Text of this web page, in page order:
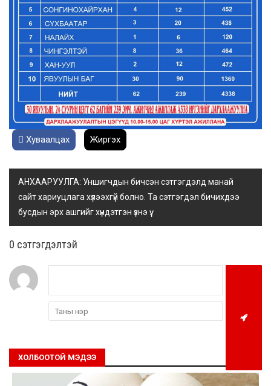
Хуваалцах Жиргэх
АНХААРУУЛГА: Уншигчдын бичсэн сэтгэгдэлд манай
сайт хариуцлага хүлээхгүй болно. Та сэтгэгдэл бичихдээ
бусдын эрх ашгийг хүндэтгэн үзнэ үү.
0 cэтгэгдэлтэй
ХОЛБООТОЙ МЭДЭЭ